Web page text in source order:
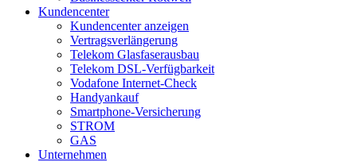
Kundencenter
Kundencenter anzeigen
Vertragsverlängerung
Telekom Glasfaserausbau
Telekom DSL-Verfügbarkeit
Vodafone Internet-Check
Handyankauf
Smartphone-Versicherung
STROM
GAS
Unternehmen